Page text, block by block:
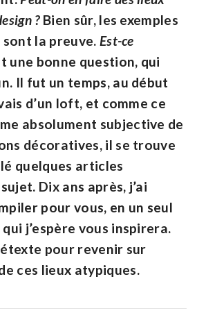
?Bien sûr, les exemples
la preuve. Est-ce
une bonne question, qui
Il fut un temps, au début
d’un loft, et comme ce
absolument subjective de
décoratives, il se trouve
quelques articles
Dix ans après, j’ai
pour vous, en un seul
j’espère vous inspirera.
pour revenir sur
ces lieux atypiques.